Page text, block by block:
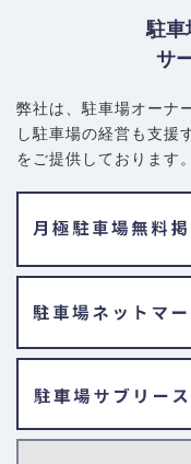
駐車
サ
弊社は、駐車場オーナ
し駐車場の経営も支援
をご提供しております。